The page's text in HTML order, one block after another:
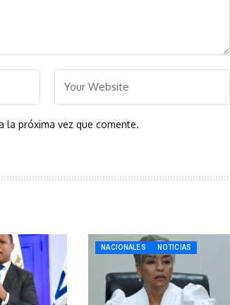
la próxima vez que comente.
NACIONALES NOTICIAS